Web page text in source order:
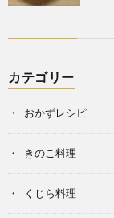
カテゴリー
おかずレシピ
きのこ料理
くじら料理